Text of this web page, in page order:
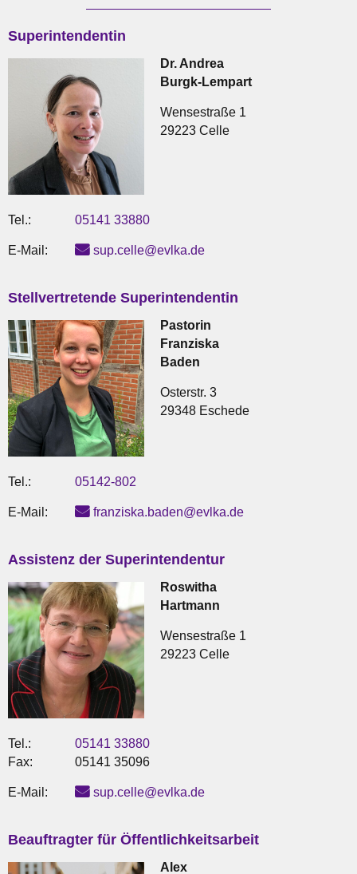
Superintendentin
Dr. Andrea
Burgk-Lempart
Wensestraße 1
29223 Celle
Tel.: 05141 33880
E-Mail: sup.celle@evlka.de
Stellvertretende Superintendentin
Pastorin
Franziska
Baden
Osterstr. 3
29348 Eschede
Tel.: 05142-802
E-Mail: franziska.baden@evlka.de
Assistenz der Superintendentur
Roswitha
Hartmann
Wensestraße 1
29223 Celle
Tel.:
05141 33880
Fax:
05141 35096
E-Mail: sup.celle@evlka.de
Beauftragter für Öffentlichkeitsarbeit
Alex